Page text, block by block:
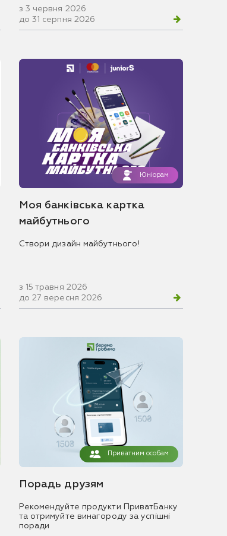
з 3 червня 2026
до 31 серпня 2026
Юніорам
Моя банківська картка
майбутнього
Створи дизайн майбутнього!
з 15 травня 2026
до 27 вересня 2026
Приватним особам
Порадь друзям
Рекомендуйте продукти ПриватБанку
та отримуйте винагороду за успішні
поради